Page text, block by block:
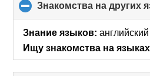
Знакомства на других
Знание языков:
Ищу знакомства на